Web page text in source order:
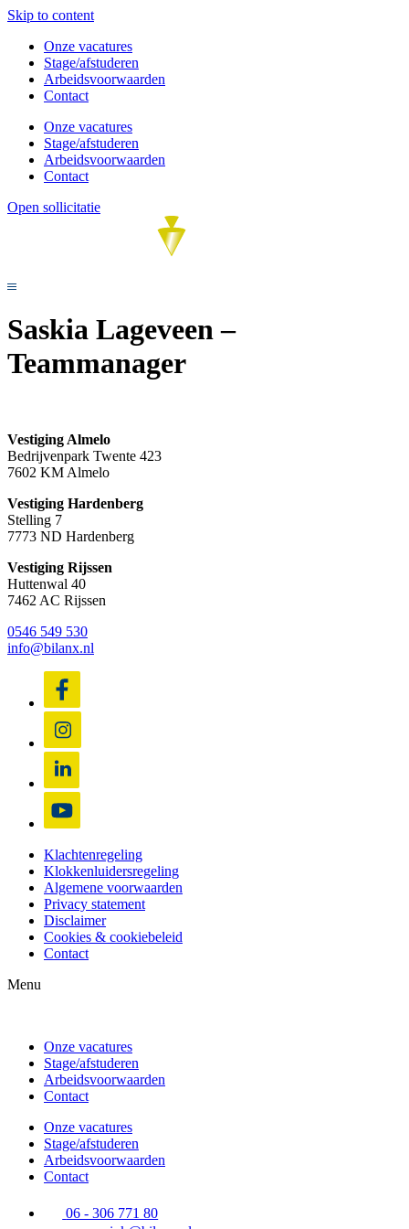
Skip to content
Onze vacatures
Stage/afstuderen
Arbeidsvoorwaarden
Contact
Onze vacatures
Stage/afstuderen
Arbeidsvoorwaarden
Contact
Open sollicitatie
Saskia Lageveen –
Teammanager
Vestiging Almelo
Bedrijvenpark Twente 423
7602 KM Almelo
Vestiging Hardenberg
Stelling 7
7773 ND Hardenberg
Vestiging Rijssen
Huttenwal 40
7462 AC Rijssen
0546 549 530
info@bilanx.nl
Klachtenregeling
Klokkenluidersregeling
Algemene voorwaarden
Privacy statement
Disclaimer
Cookies & cookiebeleid
Contact
Menu
Onze vacatures
Stage/afstuderen
Arbeidsvoorwaarden
Contact
Onze vacatures
Stage/afstuderen
Arbeidsvoorwaarden
Contact
06 - 306 771 80